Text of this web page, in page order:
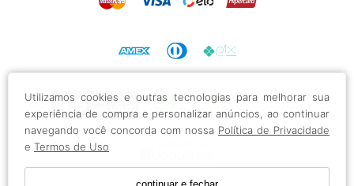
Utilizamos cookies e outras tecnologias para melhorar sua
experiência de compra e personalizar anúncios, ao continuar
navegando você concorda com nossa Política de Privacidade
e Termos de Uso